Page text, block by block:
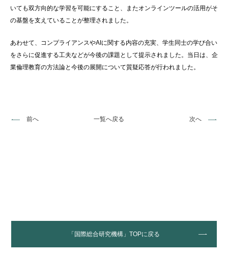
いても双方向的な学習を可能にすること、またオンラインツールの活用がそ
の基盤を支えていることが整理されました。
あわせて、コンプライアンスやAI に関する内容の充実、学生同士の学び合い
をさらに促進する工夫などが今後の課題として提示されました。当日は、企
業倫理教育の方法論と今後の展開について質疑応答が行われました。
前へ 一覧へ戻る 次へ
「国際総合研究機構」TOPに戻る